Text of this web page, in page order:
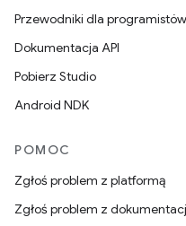
Przewodniki dla programistów
Dokumentacja API
Pobierz Studio
Android NDK
POMOC
Zgłoś problem z platformą
Zgłoś problem z